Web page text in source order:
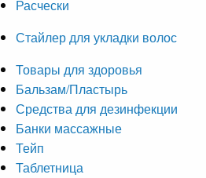
Расчески
Стайлер для укладки волос
Товары для здоровья
Бальзам/Пластырь
Средства для дезинфекции
Банки массажные
Тейп
Таблетница